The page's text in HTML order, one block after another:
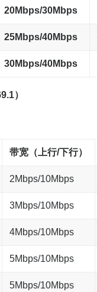
20Mbps/30M bps
25Mbps/40M bps
30Mbps/40M bps
）
带宽 （上行/下行）
2Mbps/10Mbps
3Mbps/10Mbps
4Mbps/10Mbps
5Mbps/10Mbps
5Mbps/10Mbps